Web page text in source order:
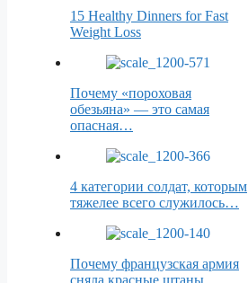
15 Healthy Dinners for Fast
Weight Loss
Почему «пороховая
обезьяна» — это самая
опасная…
4 категории солдат, которым
тяжелее всего служилось…
Почему французская армия